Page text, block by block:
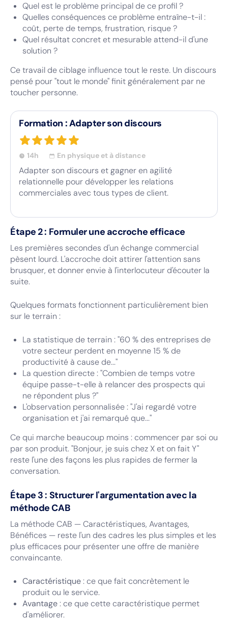
Quel est le problème principal de ce profil ?
Quelles conséquences ce problème entraîne-t-il :
coût, perte de temps, frustration, risque ?
Quel résultat concret et mesurable attend-il d'une
solution ?
Ce travail de ciblage influence tout le reste. Un discours
pensé pour "tout le monde" finit généralement par ne
toucher personne.
Formation : Adapter son discours
14h En physique et à distance
Adapter son discours et gagner en agilité
relationnelle pour développer les relations
commerciales avec tous types de client.
Étape 2 : Formuler une accroche efficace
Les premières secondes d'un échange commercial
pèsent lourd. L'accroche doit attirer l'attention sans
brusquer, et donner envie à l'interlocuteur d'écouter la
suite.
Quelques formats fonctionnent particulièrement bien
sur le terrain :
La statistique de terrain : "60 % des entreprises de
votre secteur perdent en moyenne 15 % de
productivité à cause de..."
La question directe : "Combien de temps votre
équipe passe-t-elle à relancer des prospects qui
ne répondent plus ?"
L'observation personnalisée : "J'ai regardé votre
organisation et j'ai remarqué que..."
Ce qui marche beaucoup moins : commencer par soi ou
par son produit. "Bonjour, je suis chez X et on fait Y"
reste l'une des façons les plus rapides de fermer la
conversation.
Étape 3 : Structurer l'argumentation avec la
méthode CAB
La méthode CAB — Caractéristiques, Avantages,
Bénéfices — reste l'un des cadres les plus simples et les
plus efficaces pour présenter une offre de manière
convaincante.
Caractéristique: ce que fait concrètement le
produit ou le service.
Avantage: ce que cette caractéristique permet
d'améliorer.